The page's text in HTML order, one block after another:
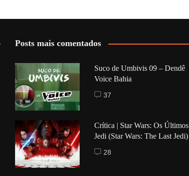
Posts mais comentados
Suco de Umbivis 09 – Dendê
Voice Bahia
37
Crítica | Star Wars: Os Últimos
Jedi (Star Wars: The Last Jedi)
28